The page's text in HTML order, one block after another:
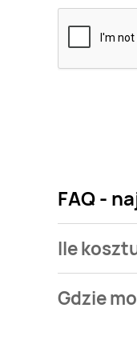
FAQ -
Ile
wędzarni
Gdzie